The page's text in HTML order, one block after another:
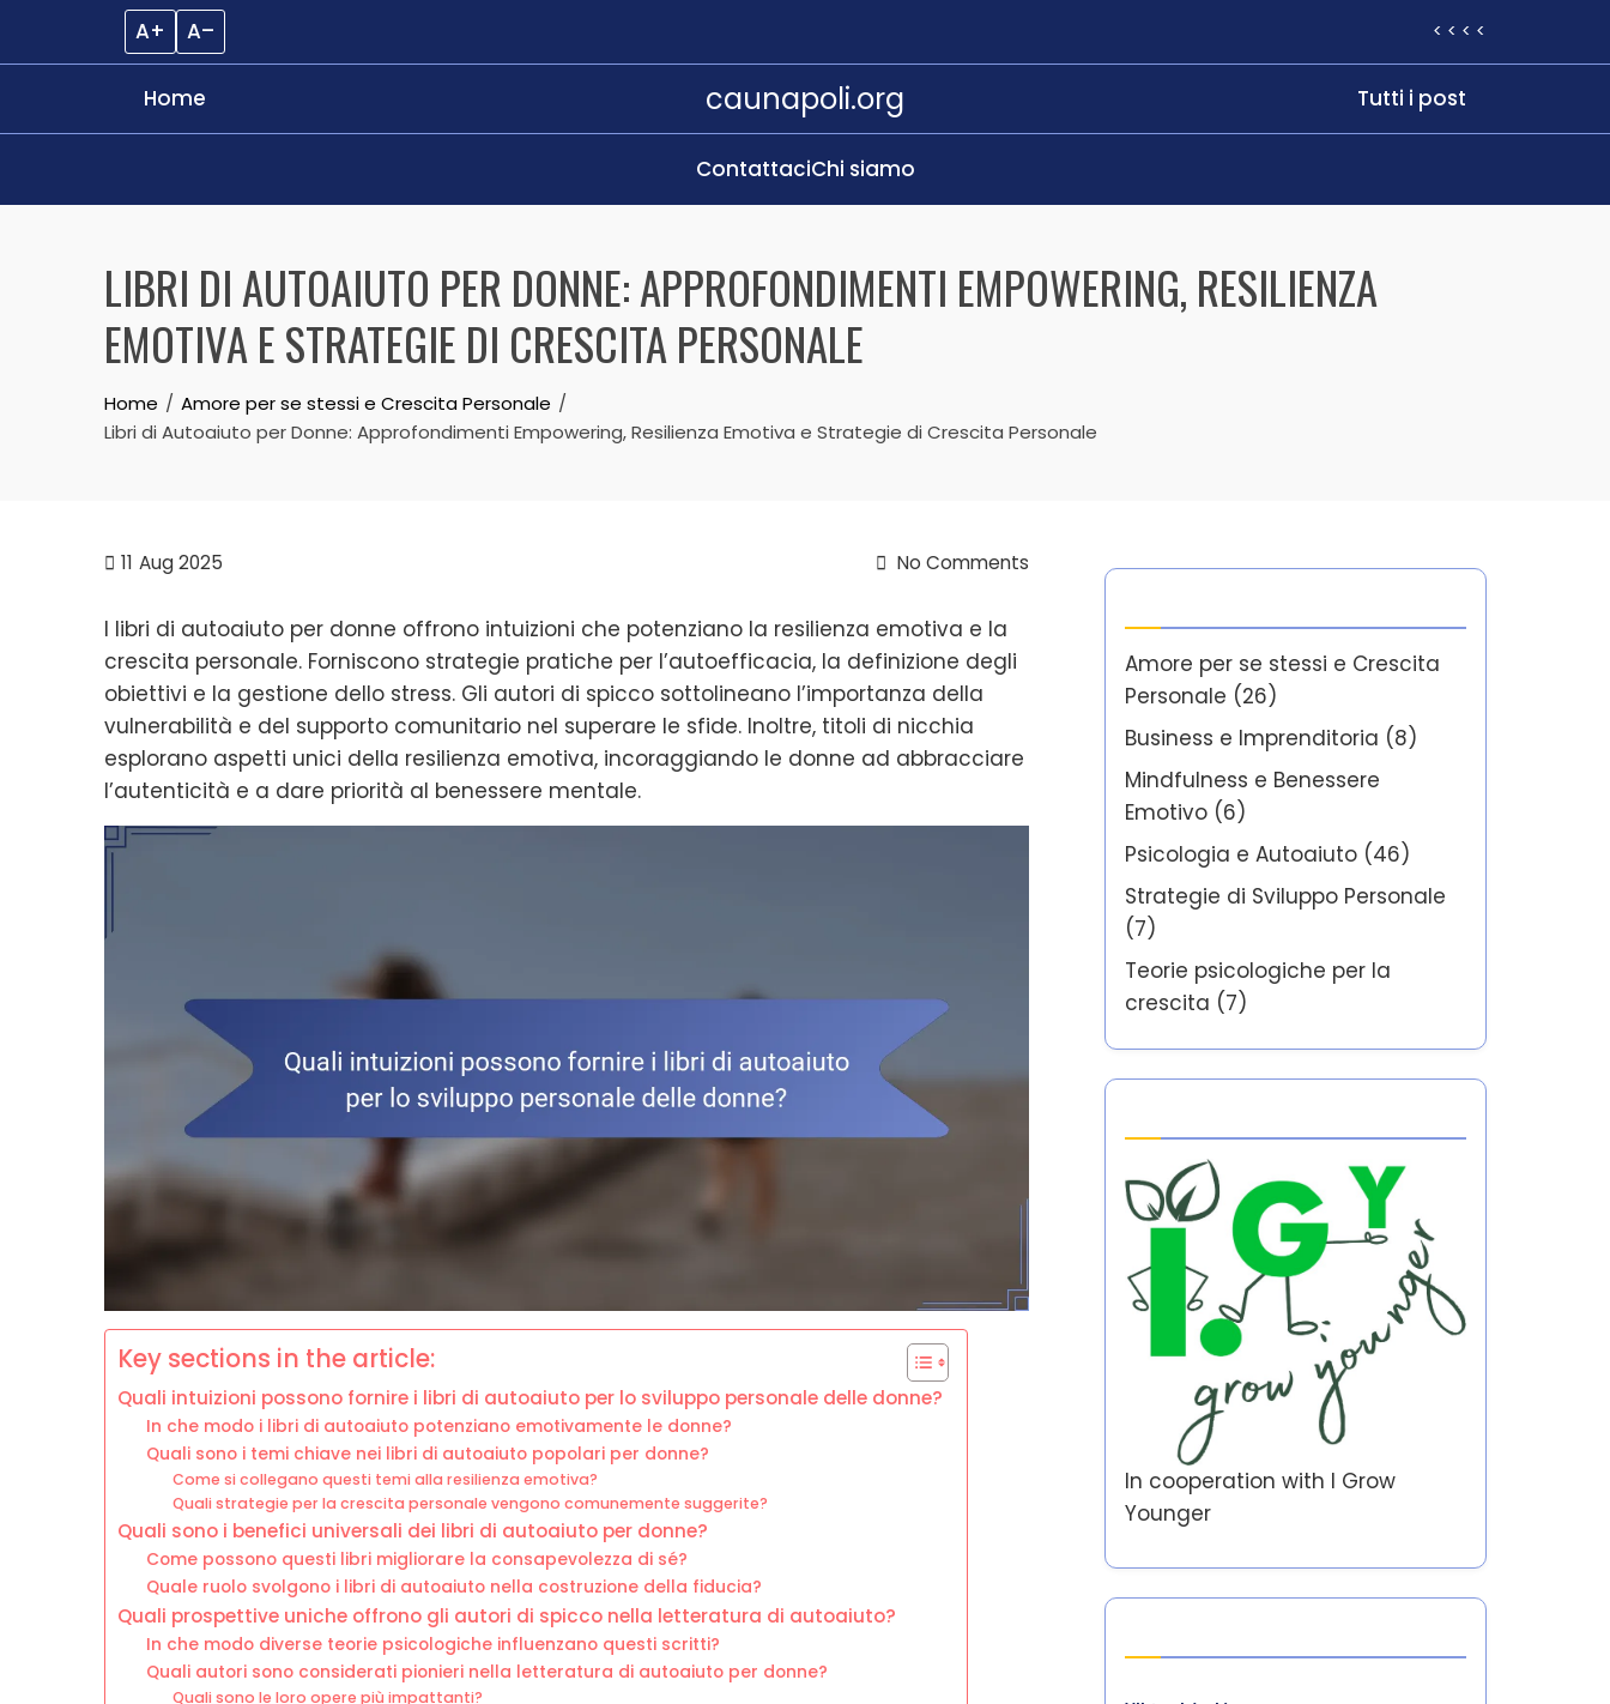
A+ A– < < < <
Home caunapoli.org Tutti i post
ContattaciChi siamo
LIBRI DI AUTOAIUTO PER DONNE: APPROFONDIMENTI EMPOWERING, RESILIENZA
EMOTIVA E STRATEGIE DI CRESCITA PERSONALE
Home
Amore per se stessi e Crescita Personale
Libri di Autoaiuto per Donne: Approfondimenti Empowering, Resilienza Emotiva e Strategie di Crescita Personale
11 Aug 2025 No Comments
I libri di autoaiuto per donne offrono intuizioni che potenziano la resilienza emotiva e la
crescita personale. Forniscono strategie pratiche per l’autoefficacia, la definizione degli
obiettivi e la gestione dello stress. Gli autori di spicco sottolineano l’importanza della
vulnerabilità e del supporto comunitario nel superare le sfide. Inoltre, titoli di nicchia
esplorano aspetti unici della resilienza emotiva, incoraggiando le donne ad abbracciare
l’autenticità e a dare priorità al benessere mentale.
Key sections in the article:
Quali intuizioni possono fornire i libri di autoaiuto per lo sviluppo personale delle donne?
In che modo i libri di autoaiuto potenziano emotivamente le donne?
Quali sono i temi chiave nei libri di autoaiuto popolari per donne?
Come si collegano questi temi alla resilienza emotiva?
Quali strategie per la crescita personale vengono comunemente suggerite?
Quali sono i benefici universali dei libri di autoaiuto per donne?
Come possono questi libri migliorare la consapevolezza di sé?
Quale ruolo svolgono i libri di autoaiuto nella costruzione della fiducia?
Quali prospettive uniche offrono gli autori di spicco nella letteratura di autoaiuto?
In che modo diverse teorie psicologiche influenzano questi scritti?
Quali autori sono considerati pionieri nella letteratura di autoaiuto per donne?
Quali sono le loro opere più impattanti?
Amore per se stessi e Crescita
Personale (26)
Business e Imprenditoria (8)
Mindfulness e Benessere
Emotivo (6)
Psicologia e Autoaiuto (46)
Strategie di Sviluppo Personale
(7)
Teorie psicologiche per la
crescita (7)
In cooperation with I Grow
Younger